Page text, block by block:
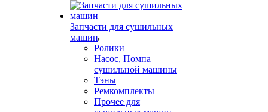
Запчасти для сушильных
машин
Ролики
Насос, Помпа
сушильной машины
Тэны
Ремкомплекты
Прочее для